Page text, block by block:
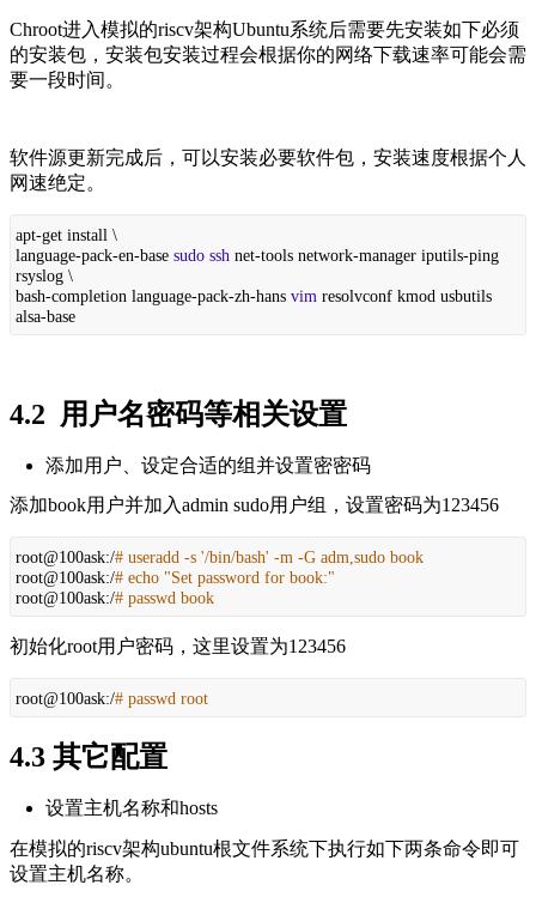
Chroot进入模拟的riscv架构Ubuntu系统后需要先安装如下必须
的安装包，安装包安装过程会根据你的网络下载速率可能会需
要一段时间。
软件源更新完成后，可以安装必要软件包，安装速度根据个人
网速绝定。
apt-get install \
language-pack-en-base sudo ssh net-tools network-manager iputils-ping
rsyslog \
bash-completion language-pack-zh-hans vim resolvconf kmod usbutils
alsa-base
4.2  用户名密码等相关设置
添加用户、设定合适的组并设置密密码
添加book用户并加入admin sudo用户组，设置密码为123456
root@100ask:/# useradd -s '/bin/bash' -m -G adm,sudo book
root@100ask:/# echo "Set password for book:"
root@100ask:/# passwd book
初始化root用户密码，这里设置为123456
root@100ask:/# passwd root
4.3 其它配置
设置主机名称和hosts
在模拟的riscv架构ubuntu根文件系统下执行如下两条命令即可
设置主机名称。